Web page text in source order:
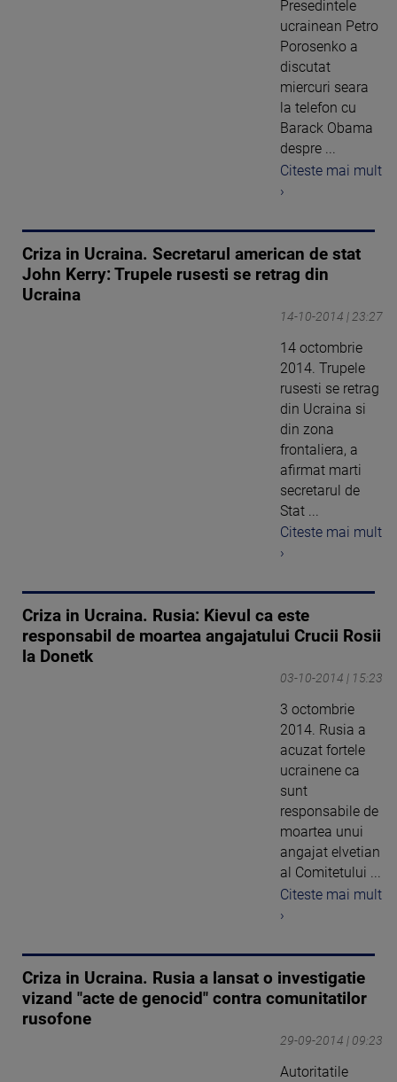
Presedintele
ucrainean Petro
Porosenko a
discutat
miercuri seara
la telefon cu
Barack Obama
despre ...
Citeste mai mult
›
Criza in Ucraina. Secretarul american de stat
John Kerry: Trupele rusesti se retrag din
Ucraina
14-10-2014 | 23:27
14 octombrie
2014. Trupele
rusesti se retrag
din Ucraina si
din zona
frontaliera, a
afirmat marti
secretarul de
Stat ...
Citeste mai mult
›
Criza in Ucraina. Rusia: Kievul ca este
responsabil de moartea angajatului Crucii Rosii
la Donetk
03-10-2014 | 15:23
3 octombrie
2014. Rusia a
acuzat fortele
ucrainene ca
sunt
responsabile de
moartea unui
angajat elvetian
al Comitetului ...
Citeste mai mult
›
Criza in Ucraina. Rusia a lansat o investigatie
vizand "acte de genocid" contra comunitatilor
rusofone
29-09-2014 | 09:23
Autoritatile